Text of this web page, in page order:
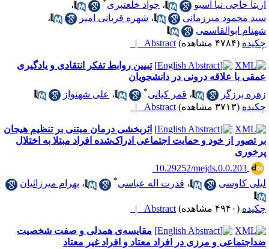
حاجی نیا اسبو ،جواد خلعتبری
،
محمود میرزمانی
،شهره قربانی امیر
،
ابوالقاسمی
(۴۷۸۴ مشاهده) Abstract |
تبیین روابط تفکر انتقادی و یادگیری
با علاقه درونی در دانشجویان
برزگر
،قمر کیانی ،علی شهنواز
(۳۷۱۳ مشاهده) Abstract |
اثربخشی درمان مبتنی بر تنظیم هیجان
تصور از خود و حمایت اجتماعی ادراک‌شده افراد مبتلا به اختلال
‎ 10.29252/mejds.0.0.203
کاوسی
،قدرت اله عباسی ،بهرام میرزائیان
(۴۹۴۰ مشاهده) Abstract |
مقایسه‌ی همدلی و صفت شخصیت
و مرزی در افراد معتاد و افراد غیر معتاد